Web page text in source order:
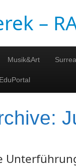
–
Musik&Art